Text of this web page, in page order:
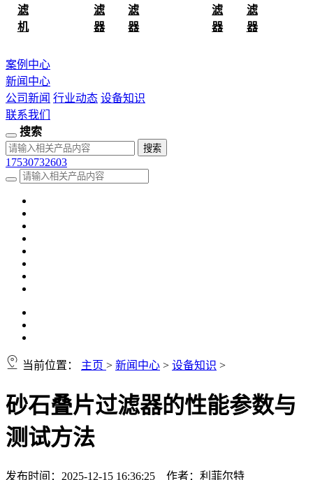
滤
机
滤
器
滤
器
滤
器
滤
器
案例中心
新闻中心
公司新闻 行业动态 设备知识
联系我们
搜索
17530732603
当前位置： 主页 > 新闻中心 > 设备知识 >
砂石叠片过滤器的性能参数与
测试方法
发布时间：2025-12-15 16:36:25 作者：利菲尔特